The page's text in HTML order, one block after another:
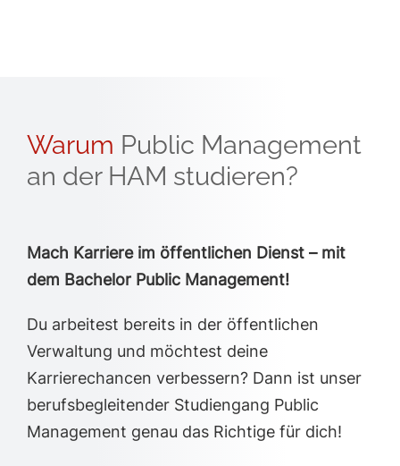
Warum Public Management
an der HAM studieren?
Mach Karriere im öffentlichen Dienst – mit
dem Bachelor Public Management!
Du arbeitest bereits in der öffentlichen
Verwaltung und möchtest deine
Karrierechancen verbessern? Dann ist unser
berufsbegleitender Studiengang Public
Management genau das Richtige für dich!